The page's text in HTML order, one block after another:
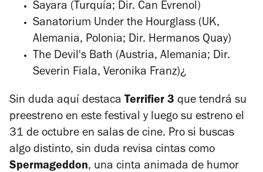
Sayara (Turquía; Dir. Can Evrenol)
Sanatorium Under the Hourglass (UK,
Alemania, Polonia; Dir. Hermanos Quay)
The Devil's Bath (Austria, Alemania; Dir.
Severin Fiala, Veronika Franz)¿
Sin duda aquí destaca Terrifier 3 que tendrá su
preestreno en este festival y luego su estreno el
31 de octubre en salas de cine. Pro si buscas
algo distinto, sin duda revisa cintas como
Spermageddon, una cinta animada de humor